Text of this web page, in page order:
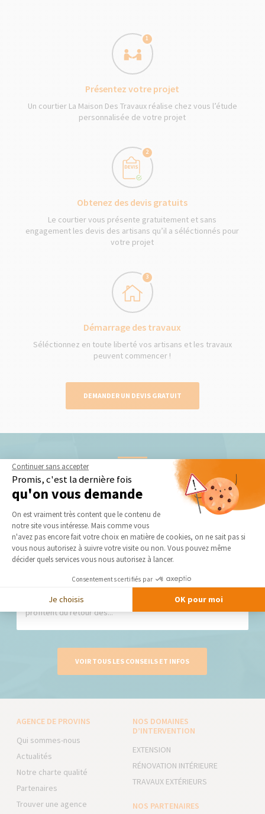
1
Présentez votre projet
Un courtier La Maison Des Travaux réalise chez vous l’étude
personnalisée de votre projet
2
Obtenez des devis gratuits
Le courtier vous présente gratuitement et sans
engagement les devis des artisans qu’il a séléctionnés pour
votre projet
3
Démarrage des travaux
Séléctionnez en toute liberté vos artisans et les travaux
peuvent commencer !
DEMANDER UN DEVIS GRATUIT
Nos derniers conseils et actus
Installation de portail : lancement de la saison
pour tous vos projets extérieurs
Avec l’arrivée du printemps, de nombreux propriétaires
profitent du retour des...
VOIR TOUS LES CONSEILS ET INFOS
AGENCE DE PROVINS
Qui sommes-nous
Actualités
Notre charte qualité
Partenaires
Trouver une agence
NOS DOMAINES
D’INTERVENTION
EXTENSION
RÉNOVATION INTÉRIEURE
TRAVAUX EXTÉRIEURS
NOS PARTENAIRES
Continuer sans accepter
Promis, c'est la dernière fois
qu'on vous demande
Plateforme de Gestion du
On est vraiment très content que le contenu de
notre site vous intéresse. Mais comme vous
n'avez pas encore fait votre choix en matière de cookies, on ne sait pas si
vous nous autorisez à suivre votre visite ou non. Vous pouvez même
décider quels services vous nous autorisez à lancer.
Consentements certifiés par
Je choisis OK pour moi
Axeptio consent